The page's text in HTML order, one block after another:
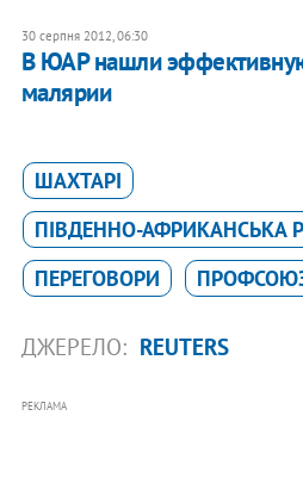
30 серпня 2012, 06:30
В ЮАР нашли
малярии
ШАХТАРІ
ПІВДЕННО-АФРИКАНСЬКА
ПЕРЕГОВОРИ
ДЖЕРЕЛО: REUTERS
РЕКЛАМА